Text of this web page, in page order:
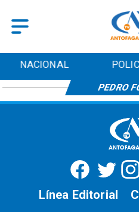
NACIONAL
PEDRO
Línea Editorial